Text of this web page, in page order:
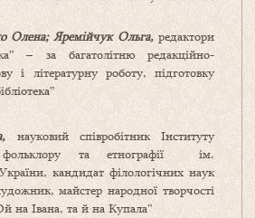
Олена; Яремійчук Ольга, редактори
– за багатолітню редакційно-
і літературну роботу, підготовку
науковий співробітник Інституту
фольклору та етнографії ім.
кандидат філологічних наук
майстер народної творчості
на Івана, та й на Купала”